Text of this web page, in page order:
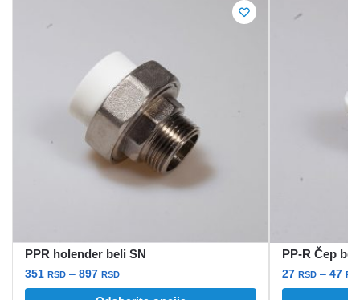
PPR holender beli SN
351 RSD – 897 RSDRaspon
cena:
PP-R Čep beli
27 RSD – 47